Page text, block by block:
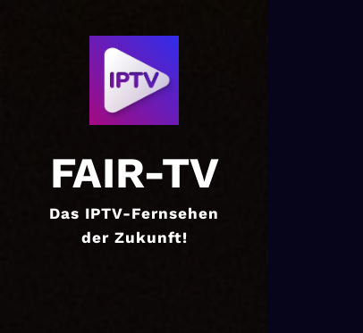
FAIR-TV
Das IPTV-Fernsehen
der Zukunft!